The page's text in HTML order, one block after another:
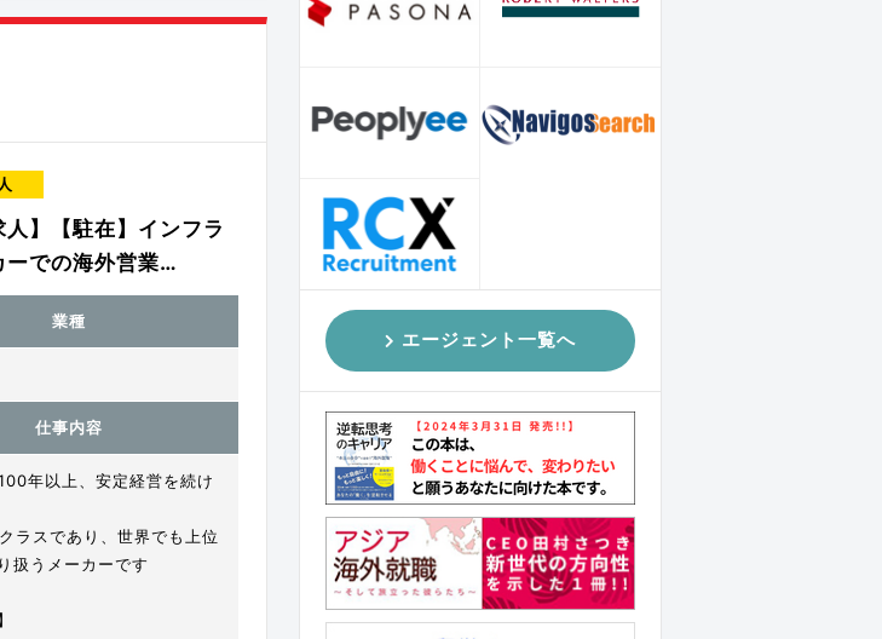
人】【駐在】インフラ
ーでの海外営業…
業種
仕事内容
年以上、安定経営を続け
ラスであり、世界でも上位
扱うメーカーです
エージェント一覧へ